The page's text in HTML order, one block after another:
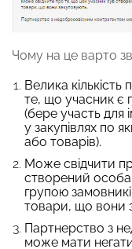
Чому на це варто
Велика кількість
те, що учасник є
(бере участь для
у закупівлях по
або товарів).
Може свідчити
створений
групою
товари, що вони
Партнерство з
може мати